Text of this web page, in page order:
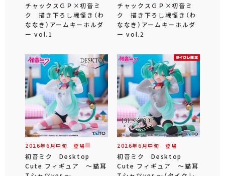
チャックスＧＰ×初音ミ
ク 描き下ろし戦慄き（わ
ななき）アームキーホルダ
ー vol.1
チャックスＧＰ×初音ミ
ク 描き下ろし戦慄き（わ
ななき）アームキーホルダ
ー vol.2
2026年6 月中旬 登場
初音ミク Desktop
Cute フィギュア ～猫耳
2026年6 月中旬 登場
初音ミク Desktop
Cute フィギュア ～猫耳